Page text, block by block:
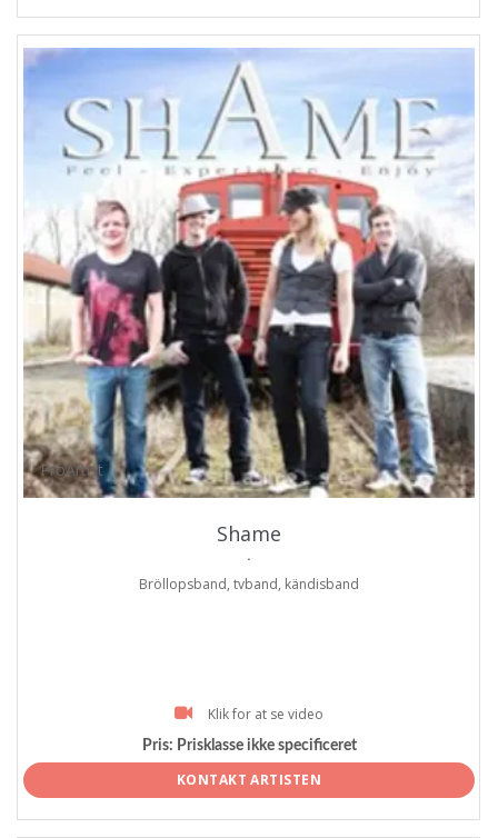
ProArtist
Shame
.
Bröllopsband, tvband, kändisband
Klik for at se video
Pris: Prisklasse ikke specificeret
KONTAKT ARTISTEN